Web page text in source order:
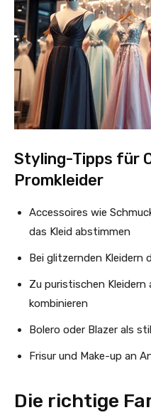
Styling-Tipps für
Promkleider
Accessoires wie
das Kleid abstimmen
Bei glitzernden Kleidern
Zu puristischen Kleidern
kombinieren
Bolero oder Blazer als
Frisur und Make-up an
Die richtige